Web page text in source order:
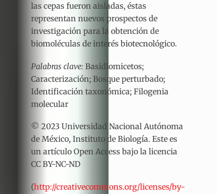
las cepas fueron aisladas, éstas
representan nuevos prospectos de
investigación para la obtención de
biomoléculas de interés biotecnológico.
Palabras clave: Basidiomicetos;
Caracterización; Bosque perturbado;
Identificación taxonómica; Filogenia
molecular
© 2023 Universidad Nacional Autónoma
de México, Instituto de Biología. Este es
un artículo Open Access bajo la licencia
CC BY-NC-ND
(http://creativecommons.org/licenses/by-